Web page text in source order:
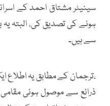
سینیٹر مشتاق احمد کے
ہونے کی تصدیق کی، البتہ یہ
سے ہیں۔
،ترجمان کے مطابق یہ
ذرائع سے موصول ہوئی